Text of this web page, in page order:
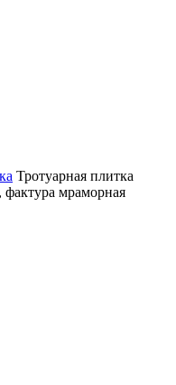
Тротуарная плитка
мраморная